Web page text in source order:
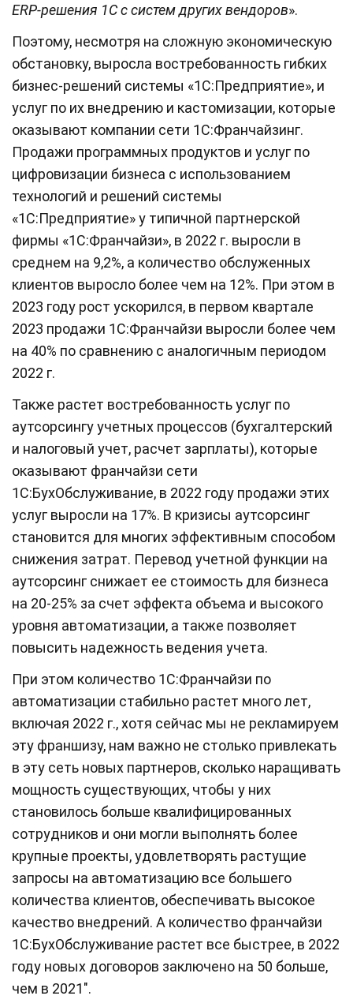
ERP-решения 1С с систем других вендоров».
Поэтому, несмотря на сложную экономическую
обстановку, выросла востребованность гибких
бизнес-решений системы «1С:Предприятие», и
услуг по их внедрению и кастомизации, которые
оказывают компании сети 1С:Франчайзинг.
Продажи программных продуктов и услуг по
цифровизации бизнеса с использованием
технологий и решений системы
«1С:Предприятие» у типичной партнерской
фирмы «1С:Франчайзи», в 2022 г. выросли в
среднем на 9,2%, а количество обслуженных
клиентов выросло более чем на 12%. При этом в
2023 году рост ускорился, в первом квартале
2023 продажи 1С:Франчайзи выросли более чем
на 40% по сравнению с аналогичным периодом
2022 г.
Также растет востребованность услуг по
аутсорсингу учетных процессов (бухгалтерский
и налоговый учет, расчет зарплаты), которые
оказывают франчайзи сети
1С:БухОбслуживание, в 2022 году продажи этих
услуг выросли на 17%. В кризисы аутсорсинг
становится для многих эффективным способом
снижения затрат. Перевод учетной функции на
аутсорсинг снижает ее стоимость для бизнеса
на 20-25% за счет эффекта объема и высокого
уровня автоматизации, а также позволяет
повысить надежность ведения учета.
При этом количество 1С:Франчайзи по
автоматизации стабильно растет много лет,
включая 2022 г., хотя сейчас мы не рекламируем
эту франшизу, нам важно не столько привлекать
в эту сеть новых партнеров, сколько наращивать
мощность существующих, чтобы у них
становилось больше квалифицированных
сотрудников и они могли выполнять более
крупные проекты, удовлетворять растущие
запросы на автоматизацию все большего
количества клиентов, обеспечивать высокое
качество внедрений. А количество франчайзи
1С:БухОбслуживание растет все быстрее, в 2022
году новых договоров заключено на 50 больше,
чем в 2021".